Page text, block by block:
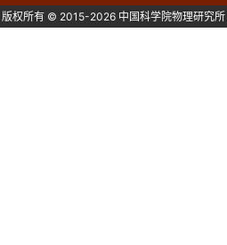
版权所有 © 2015-2026 中国科学院物理研究所